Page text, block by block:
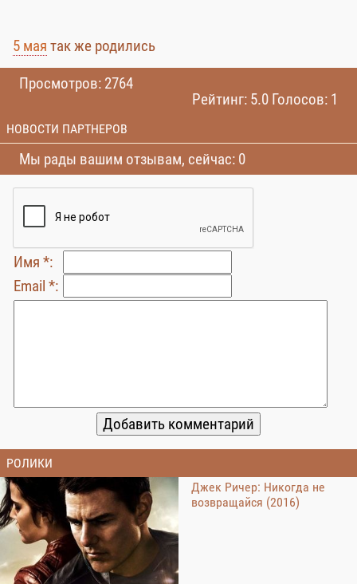
5 мая так же родились
Просмотров: 2764
Рейтинг: 5.0 Голосов: 1
НОВОСТИ ПАРТНЕРОВ
Мы рады вашим отзывам, сейчас: 0
Имя *:
Email *:
РОЛИКИ
Джек Ричер: Никогда не
возвращайся (2016)